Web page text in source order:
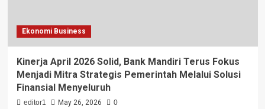
Ekonomi Business
Kinerja April 2026 Solid, Bank Mandiri Terus Fokus
Menjadi Mitra Strategis Pemerintah Melalui Solusi
Finansial Menyeluruh
editor1 May 26, 2026 0